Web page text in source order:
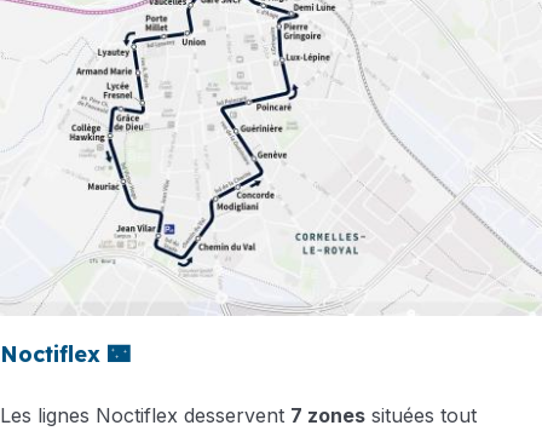
Noctiflex 🌃
Les lignes Noctiflex desservent 7 zones situées tout